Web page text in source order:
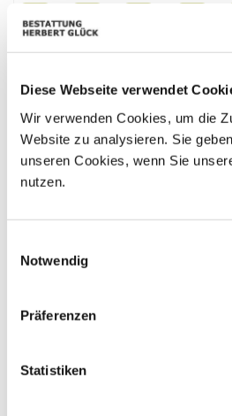
Diese Webseite verwendet
Wir verwenden Cookies, um die
Website zu analysieren. Sie
unseren Cookies, wenn Sie
nutzen.
Notwendig
Präferenzen
Statistiken
01 02
15 16 17 18
22 23 24 25
29